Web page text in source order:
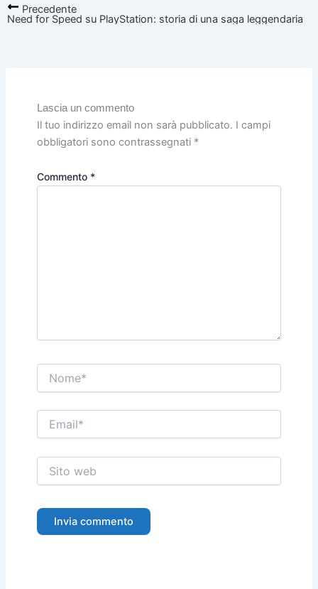
Precedente
Need for Speed su PlayStation: storia di una saga leggendaria
Lascia un commento
Il tuo indirizzo email non sarà pubblicato. I campi
obbligatori sono contrassegnati *
Commento *
Nome*
Email*
Sito
web